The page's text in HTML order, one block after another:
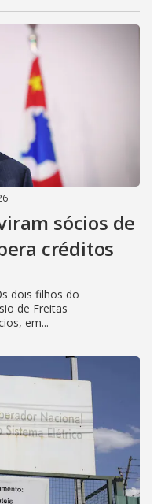
sócios de
créditos
dois filhos do
de Freitas
em...